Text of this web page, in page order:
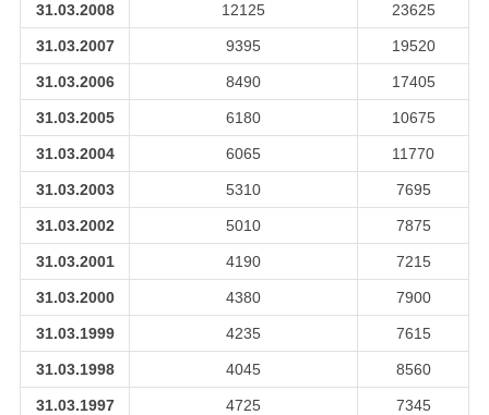
31.03.2008 12125 23625
31.03.2007 9395 19520
31.03.2006 8490 17405
31.03.2005 6180 10675
31.03.2004 6065 11770
31.03.2003 5310 7695
31.03.2002 5010 7875
31.03.2001 4190 7215
31.03.2000 4380 7900
31.03.1999 4235 7615
31.03.1998 4045 8560
31.03.1997 4725 7345